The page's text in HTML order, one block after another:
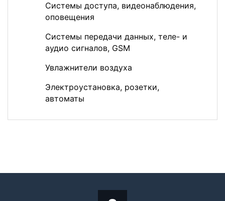
Системы доступа, видеонаблюдения,
оповещения
Системы передачи данных, теле- и
аудио сигналов, GSM
Увлажнители воздуха
Электроустановка, розетки,
автоматы